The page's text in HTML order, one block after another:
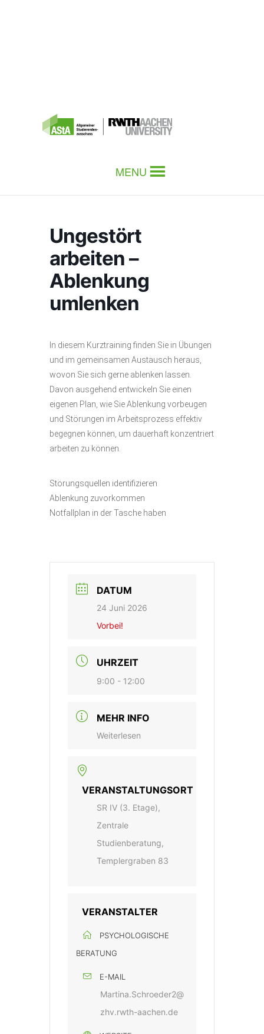
MENU
Ungestört
arbeiten –
Ablenkung
umlenken
In diesem Kurztraining finden Sie in Übungen
und im gemeinsamen Austausch heraus,
wovon Sie sich gerne ablenken lassen.
Davon ausgehend entwickeln Sie einen
eigenen Plan, wie Sie Ablenkung vorbeugen
und Störungen im Arbeitsprozess effektiv
begegnen können, um dauerhaft konzentriert
arbeiten zu können.
Störungsquellen identifizieren
Ablenkung zuvorkommen
Notfallplan in der Tasche haben
DATUM
24 Juni 2026
Vorbei!
UHRZEIT
9:00 - 12:00
MEHR INFO
Weiterlesen
VERANSTALTUNGSORT
SR IV (3. Etage),
Zentrale
Studienberatung,
Templergraben 83
VERANSTALTER
PSYCHOLOGISCHE
BERATUNG
E-MAIL
Martina.Schroeder2@
zhv.rwth-aachen.de